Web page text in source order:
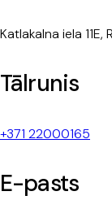
Katlakalna iela 11E,
Tālrunis
+371 22000165
E-pasts